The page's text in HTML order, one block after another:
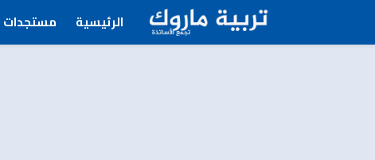
الرئيسية مستجدات